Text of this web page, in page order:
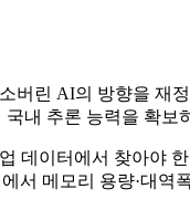
버린 AI의 방향을
내 추론 능력을 확보
이터에서 찾아야
메모리 용량·대